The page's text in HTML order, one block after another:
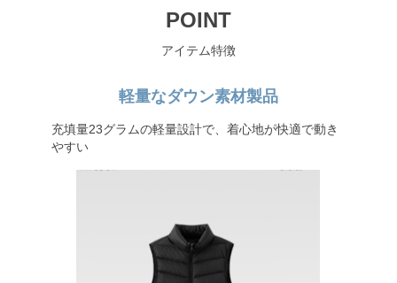
POINT
アイテム特徴
軽量なダウン素材製品
充填量23グラムの軽量設計で、着心地が快適で動き
やすい